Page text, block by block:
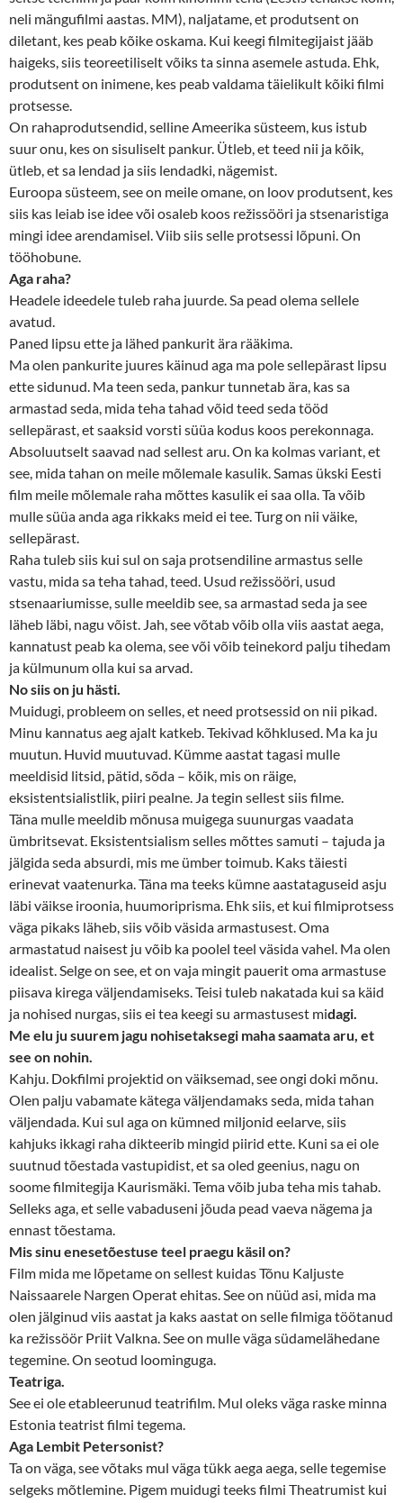
neli mängufilmi aastas. MM), naljatame, et produtsent on
diletant, kes peab kõike oskama. Kui keegi filmitegijaist jääb
haigeks, siis teoreetiliselt võiks ta sinna asemele astuda. Ehk,
produtsent on inimene, kes peab valdama täielikult kõiki filmi
protsesse.
On rahaprodutsendid, selline Ameerika süsteem, kus istub
suur onu, kes on sisuliselt pankur. Ütleb, et teed nii ja kõik,
ütleb, et sa lendad ja siis lendadki, nägemist.
Euroopa süsteem, see on meile omane, on loov produtsent, kes
siis kas leiab ise idee või osaleb koos režissööri ja stsenaristiga
mingi idee arendamisel. Viib siis selle protsessi lõpuni. On
tööhobune.
Aga raha?
Headele ideedele tuleb raha juurde. Sa pead olema sellele
avatud.
Paned lipsu ette ja lähed pankurit ära rääkima.
Ma olen pankurite juures käinud aga ma pole sellepärast lipsu
ette sidunud. Ma teen seda, pankur tunnetab ära, kas sa
armastad seda, mida teha tahad võid teed seda tööd
sellepärast, et saaksid vorsti süüa kodus koos perekonnaga.
Absoluutselt saavad nad sellest aru. On ka kolmas variant, et
see, mida tahan on meile mõlemale kasulik. Samas ükski Eesti
film meile mõlemale raha mõttes kasulik ei saa olla. Ta võib
mulle süüa anda aga rikkaks meid ei tee. Turg on nii väike,
sellepärast.
Raha tuleb siis kui sul on saja protsendiline armastus selle
vastu, mida sa teha tahad, teed. Usud režissööri, usud
stsenaariumisse, sulle meeldib see, sa armastad seda ja see
läheb läbi, nagu võist. Jah, see võtab võib olla viis aastat aega,
kannatust peab ka olema, see või võib teinekord palju tihedam
ja külmunum olla kui sa arvad.
No siis on ju hästi.
Muidugi, probleem on selles, et need protsessid on nii pikad.
Minu kannatus aeg ajalt katkeb. Tekivad kõhklused. Ma ka ju
muutun. Huvid muutuvad. Kümme aastat tagasi mulle
meeldisid litsid, pätid, sõda – kõik, mis on räige,
eksistentsialistlik, piiri pealne. Ja tegin sellest siis filme.
Täna mulle meeldib mõnusa muigega suunurgas vaadata
ümbritsevat. Eksistentsialism selles mõttes samuti – tajuda ja
jälgida seda absurdi, mis me ümber toimub. Kaks täiesti
erinevat vaatenurka. Täna ma teeks kümne aastataguseid asju
läbi väikse iroonia, huumoriprisma. Ehk siis, et kui filmiprotsess
väga pikaks läheb, siis võib väsida armastusest. Oma
armastatud naisest ju võib ka poolel teel väsida vahel. Ma olen
idealist. Selge on see, et on vaja mingit pauerit oma armastuse
piisava kirega väljendamiseks. Teisi tuleb nakatada kui sa käid
ja nohised nurgas, siis ei tea keegi su armastusest midagi.
Me elu ju suurem jagu nohisetaksegi maha saamata aru, et
see on nohin.
Kahju. Dokfilmi projektid on väiksemad, see ongi doki mõnu.
Olen palju vabamate kätega väljendamaks seda, mida tahan
väljendada. Kui sul aga on kümned miljonid eelarve, siis
kahjuks ikkagi raha dikteerib mingid piirid ette. Kuni sa ei ole
suutnud tõestada vastupidist, et sa oled geenius, nagu on
soome filmitegija Kaurismäki. Tema võib juba teha mis tahab.
Selleks aga, et selle vabaduseni jõuda pead vaeva nägema ja
ennast tõestama.
Mis sinu enesetõestuse teel praegu käsil on?
Film mida me lõpetame on sellest kuidas Tõnu Kaljuste
Naissaarele Nargen Operat ehitas. See on nüüd asi, mida ma
olen jälginud viis aastat ja kaks aastat on selle filmiga töötanud
ka režissöör Priit Valkna. See on mulle väga südamelähedane
tegemine. On seotud loominguga.
Teatriga.
See ei ole etableerunud teatrifilm. Mul oleks väga raske minna
Estonia teatrist filmi tegema.
Aga Lembit Petersonist?
Ta on väga, see võtaks mul väga tükk aega aega, selle tegemise
selgeks mõtlemine. Pigem muidugi teeks filmi Theatrumist kui